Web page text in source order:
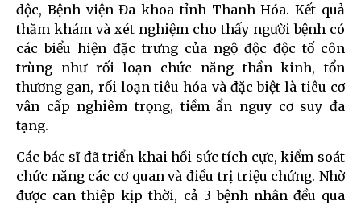
độc, Bệnh viện Đa khoa tỉnh Thanh Hóa. Kết quả
thăm khám và xét nghiệm cho thấy người bệnh có
các biểu hiện đặc trưng của ngộ độc độc tố côn
trùng như rối loạn chức năng thần kinh, tổn
thương gan, rối loạn tiêu hóa và đặc biệt là tiêu cơ
vân cấp nghiêm trọng, tiềm ẩn nguy cơ suy đa
tạng.
Các bác sĩ đã triển khai hồi sức tích cực, kiểm soát
chức năng các cơ quan và điều trị triệu chứng. Nhờ
được can thiệp kịp thời, cả 3 bệnh nhân đều qua